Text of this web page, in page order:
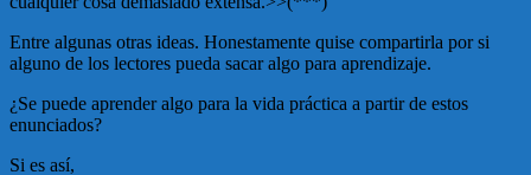
Entre algunas otras ideas. Honestamente quise compartirla por si
alguno de los lectores pueda sacar algo para aprendizaje.
¿Se puede aprender algo para la vida práctica a partir de estos
enunciados?
Si es así,